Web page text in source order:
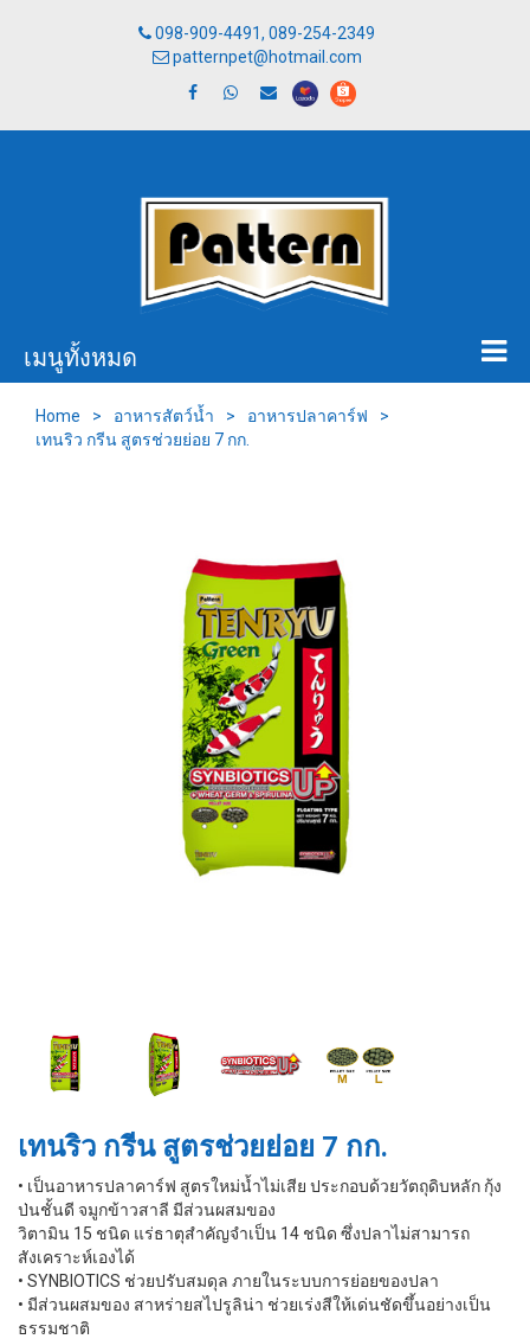
098-909-4491, 089-254-2349
patternpet@hotmail.com
เมนูทั้งหมด
Home > อาหารสัตว์น้ำ > อาหารปลาคาร์ฟ
>
เทนริว กรีน สูตรช่วยย่อย 7 กก.
เทนริว กรีน สูตรช่วยย่อย 7 กก.
• เป็นอาหารปลาคาร์ฟ สูตรใหม่นํ้าไม่เสีย ประกอบด้วยวัตถุดิบหลัก กุ้ง
ป่นชั้นดี จมูกข้าวสาลี มีส่วนผสมของ
วิตามิน 15 ชนิด แร่ธาตุสำคัญจำเป็น 14 ชนิด ซึ่งปลาไม่สามารถ
สังเคราะห์เองได้
• SYNBIOTICS ช่วยปรับสมดุล ภายในระบบการย่อยของปลา
• มีส่วนผสมของ สาหร่ายสไปรูลิน่า ช่วยเร่งสีให้เด่นชัดขึ้นอย่างเป็น
ธรรมชาติ